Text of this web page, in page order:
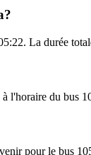
La durée
l'horaire du bus
pour le bus